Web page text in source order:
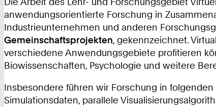
anwendungsorientierte Forschung in
Industrieunternehmen und anderen
Gemeinschaftsprojekten, gekennzeichnet.
verschiedene Anwendungsgebiete profitieren
Biowissenschaften, Psychologie und weitere
Insbesondere führen wir Forschung in
Simulationsdaten, parallele